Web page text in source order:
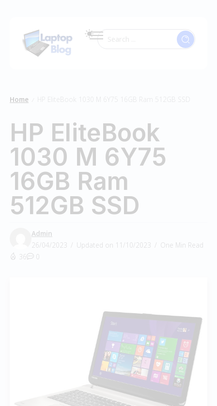
Home HP EliteBook 1030 M 6Y75 16GB Ram 512GB SSD
HP EliteBook
1030 M 6Y75
16GB Ram
512GB SSD
Admin
26/04/2023
Updated on 11/10/2023
One Min Read
36
0